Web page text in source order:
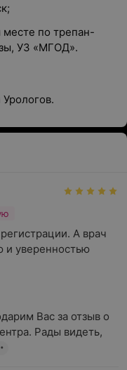
по трепан-
УЗ «МГОД».
А врач
и уверенностью
Вас за отзыв о
Рады видеть,